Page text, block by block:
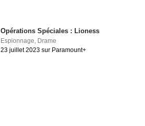
Opérations Spéciales : Lioness
Espionnage Drame
23 juillet 2023 sur Paramount+